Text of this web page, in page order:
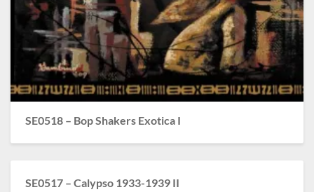
SE0518 – Bop Shakers Exotica I
SE0517 – Calypso 1933-1939 II